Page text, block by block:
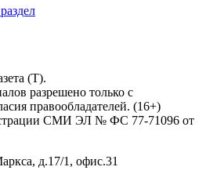
(Т).
разрешено только с
правообладателей. (16+)
СМИ ЭЛ № ФС 77-71096 от
д.17/1, офис.31